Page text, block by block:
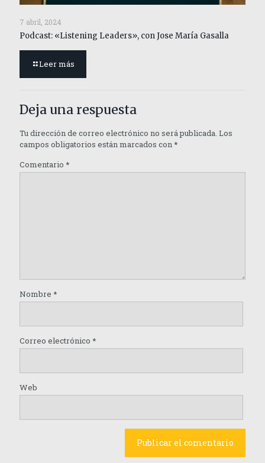
7 abril, 2024
Podcast: «Listening Leaders», con Jose María Gasalla
Leer más
Deja una respuesta
Tu dirección de correo electrónico no será publicada. Los
campos obligatorios están marcados con*
Comentario *
Nombre *
Correo electrónico *
Web